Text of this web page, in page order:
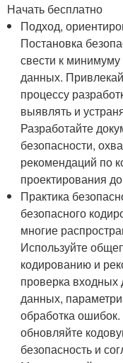
Начать бесплатно
Подход,
Постановка
свести к
данных.
процессу
выявлять и
Разработайте
безопасности,
рекомендаций по
проектирования
Практика
безопасного
многие
Используйте
кодированию и
проверка
данных,
обработка
обновляйте
безопасность и